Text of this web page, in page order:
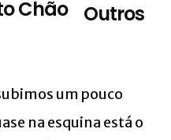
Outros
um pouco
na esquina está o